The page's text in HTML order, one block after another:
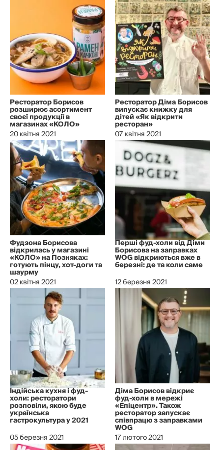
Ресторатор Борисов
розширює асортимент
своєї продукції в
магазинах «КОЛО»
20 квітня 2021
Ресторатор Діма Борисов
випускає книжку для
дітей «Як відкрити
ресторан»
07 квітня 2021
Фудзона Борисова
відкрилась у магазині
«КОЛО» на Позняках:
готують пінцу, хот-доги та
шаурму
02 квітня 2021
Перші фуд-холи від Діми
Борисова на заправках
WOG відкриються вже в
березні: де та коли саме
12 березня 2021
Індійська кухня і фуд-
холи: ресторатори
розповіли, якою буде
українська
гастрокультура у 2021
05 березня 2021
Діма Борисов відкриє
фуд-холи в мережі
«Епіцентр». Також
ресторатор запускає
співпрацю з заправками
WOG
17 лютого 2021